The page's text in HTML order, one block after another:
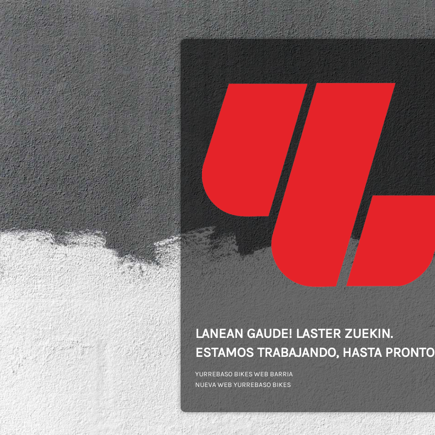
LANEAN GAUDE! LASTER ZUEKIN.
ESTAMOS TRABAJANDO, HASTA
YURREBASO BIKES WEB BARRIA
NUEVA WEB YURREBASO BIKES